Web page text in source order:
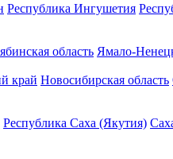
Республика Ингушетия
область Ямало-
край Новосибирская область
Республика Саха (Якутия)